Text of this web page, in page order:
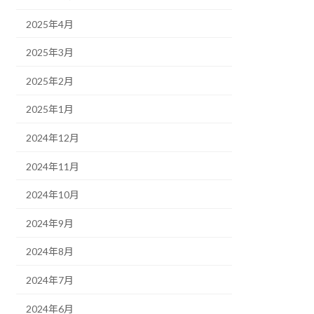
2025年4月
2025年3月
2025年2月
2025年1月
2024年12月
2024年11月
2024年10月
2024年9月
2024年8月
2024年7月
2024年6月